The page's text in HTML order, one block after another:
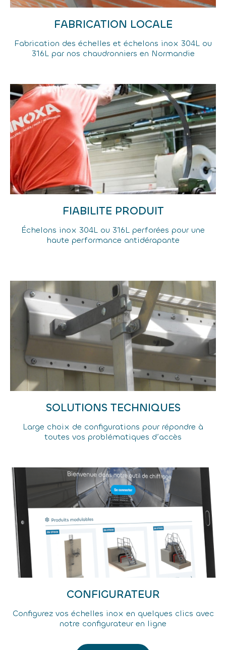
FABRICATION LOCALE
Fabrication des échelles et échelons inox 304L ou
316L par nos chaudronniers en Normandie
FIABILITE PRODUIT
Échelons inox 304L ou 316L perforées pour une
haute performance antidérapante
SOLUTIONS TECHNIQUES
Large choix de configurations pour répondre à
toutes vos problématiques d’accès
CONFIGURATEUR
Configurez vos échelles inox en quelques clics avec
notre configurateur en ligne